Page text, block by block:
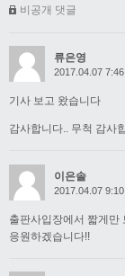
비공개 댓글
류은영
2017.04.07
기사 보고 왔습니다
감사합니다.. 무척 감사
이은솔
2017.04.07
출판사입장에서 짧게만
응원하겠습니다!!